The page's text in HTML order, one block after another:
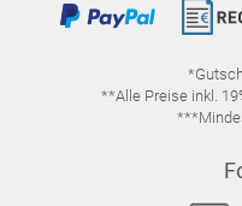
**Alle Preise inkl.